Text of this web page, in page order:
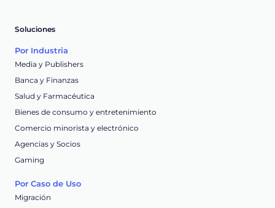
Soluciones
Por Industria
Media y Publishers
Banca y Finanzas
Salud y Farmacéutica
Bienes de consumo y entretenimiento
Comercio minorista y electrónico
Agencias y Socios
Gaming
Por Caso de Uso
Migración